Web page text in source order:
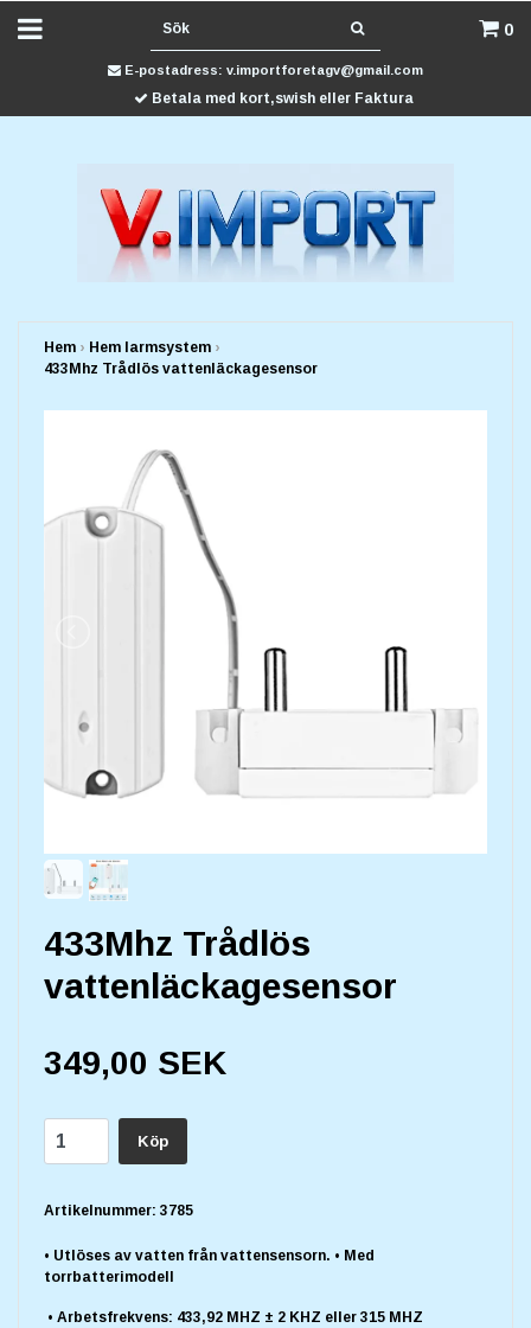
0
E-postadress: v.importforetagv@gmail.com
Betala med kort,swish eller Faktura
Hem › Hem larmsystem ›
433Mhz Trådlös vattenläckagesensor
433Mhz Trådlös
vattenläckagesensor
349,00 SEK
Köp
Artikelnummer: 3785
• Utlöses av vatten från vattensensorn. • Med
torrbatterimodell
• Arbetsfrekvens: 433,92 MHZ ± 2 KHZ eller 315 MHZ